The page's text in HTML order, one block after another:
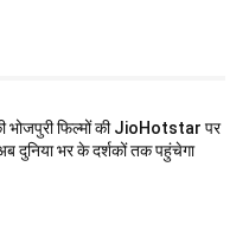
भोजपुरी फिल्मों की JioHotstar पर
दुनिया भर के दर्शकों तक पहुंचेगा